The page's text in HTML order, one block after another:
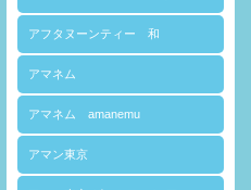
アフタヌーンティー 和
アマネム
アマネム amanemu
アマン東京